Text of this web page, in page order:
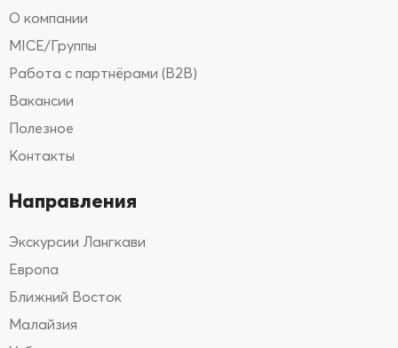
О компании
MICE/Группы
Работа с партнёрами (B2B)
Вакансии
Полезное
Контакты
Направления
Экскурсии Лангкави
Европа
Ближний Восток
Малайзия